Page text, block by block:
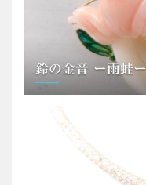
鈴の金音 ー雨蛙ー